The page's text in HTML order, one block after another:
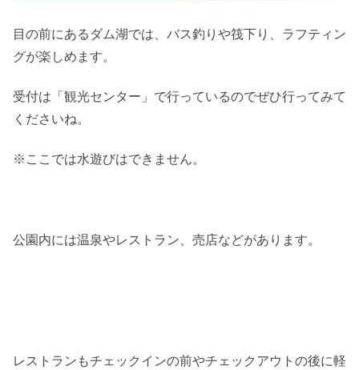
目の前にあるダム湖では、バス釣りや筏下り、ラフティン
グが楽しめます。
受付は「観光センター」で行っているのでぜひ行ってみて
くださいね。
※ここでは水遊びはできません。
公園内には温泉やレストラン、売店などがあります。
レストランもチェックインの前やチェックアウトの後に軽